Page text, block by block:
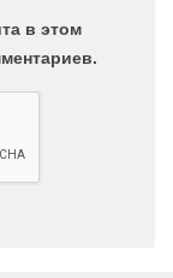
в этом